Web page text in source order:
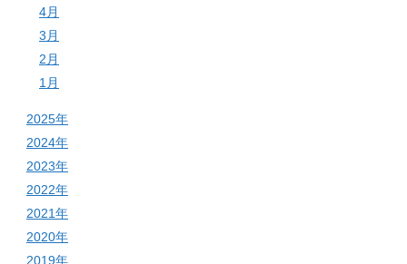
4月
3月
2月
1月
2025年
2024年
2023年
2022年
2021年
2020年
2019年